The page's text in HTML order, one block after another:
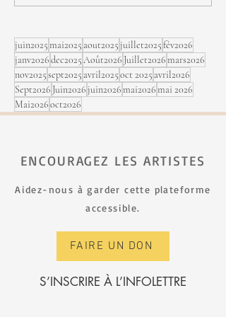
juin2025mai2025 aout2025juillet2025fév2026
janv2026dec2025Août2026 Juillet2026mars2026
nov2025sept2025 avril2025oct 2025 avril2026
Sept2026 Juin2026juin2026mai2026mai 2026
Mai2026oct2026
ENCOURAGEZ LES ARTISTES
Aidez-nous à garder cette plateforme
accessible.
FAIRE UN DON
S’INSCRIRE À L’INFOLETTRE